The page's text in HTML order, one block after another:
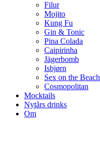
Filur
Mojito
Kung Fu
Gin & Tonic
Pina Colada
Caipirinha
Jägerbomb
Isbjørn
Sex on the Beach
Cosmopolitan
Mocktails
Nytårs drinks
Om